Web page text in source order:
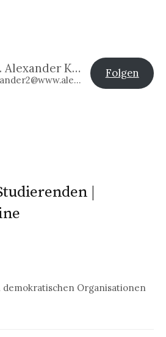
Dr. phil. Alexander Klier
@deralexander2@www.alexander-klier.net
Folgen
|
demokratischen Organisationen